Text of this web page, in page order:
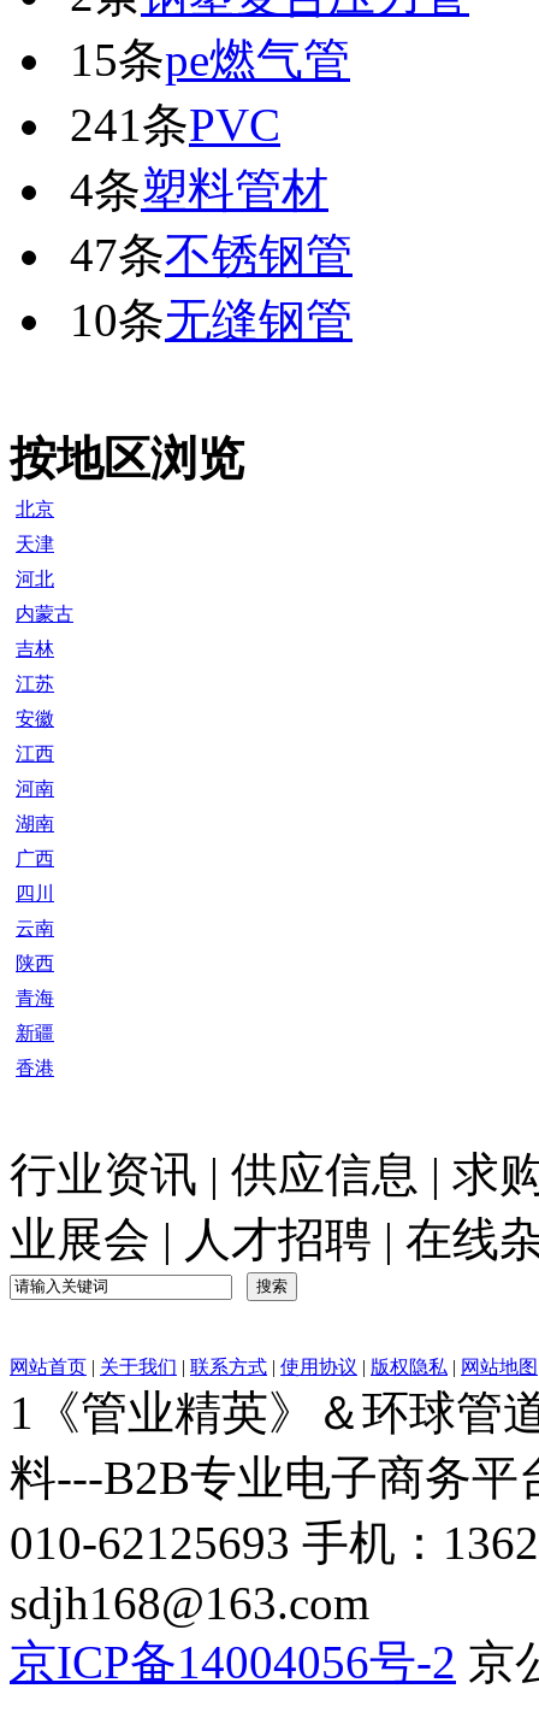
15条pe燃气管
241条PVC
4条塑料管材
47条不锈钢管
10条无缝钢管
按地区浏览
北京
天津
河北
内蒙古
吉林
江苏
安徽
江西
河南
湖南
广西
四川
云南
陕西
青海
新疆
香港
行业资讯 | 供应信息 | 求
业展会 | 人才招聘 | 在线
网站首页 | 关于我们 | 联系方式 | 使用协议 | 版权隐私 | 网站地图
1《管业精英》＆环球管
料---B2B专业电子商务平
010-62125693 手机：
sdjh168@163.com
京ICP备14004056号-2 京